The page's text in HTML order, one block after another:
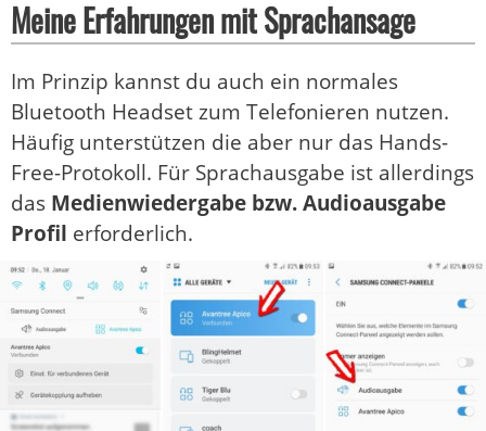
Meine Erfahrungen mit Sprachansage
Im Prinzip kannst du auch ein normales
Bluetooth Headset zum Telefonieren nutzen.
Häufig unterstützen die aber nur das Hands-
Free-Protokoll. Für Sprachausgabe ist allerdings
das Medienwiedergabe bzw. Audioausgabe
Profil erforderlich.